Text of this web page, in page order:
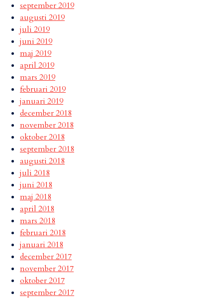
september 2019
augusti 2019
juli 2019
juni 2019
maj 2019
april 2019
mars 2019
februari 2019
januari 2019
december 2018
november 2018
oktober 2018
september 2018
augusti 2018
juli 2018
juni 2018
maj 2018
april 2018
mars 2018
februari 2018
januari 2018
december 2017
november 2017
oktober 2017
september 2017